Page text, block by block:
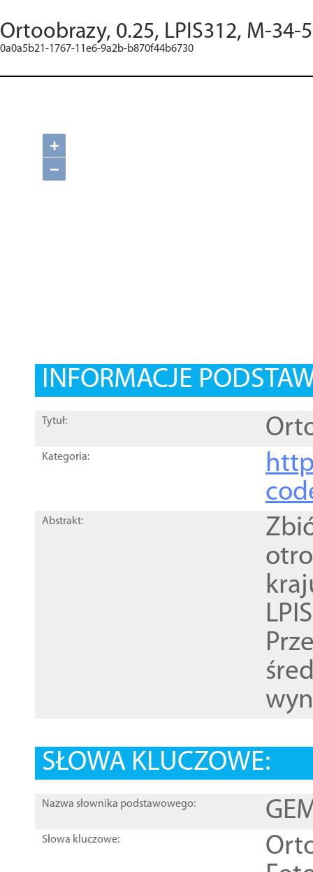
Ortoobrazy, 0.25, LPIS312, M-34-
0a0a5b21-1767-11e6-9a2b-b870f44b6730
+
−
INFORMACJE
Tytuł:
Kategoria:
Abstrakt:
SŁOWA KLUCZOWE:
Nazwa słownika podstawowego:
Słowa kluczowe: